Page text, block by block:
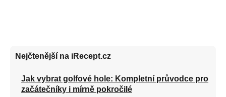
Nejčtenější na iRecept.cz
Jak vybrat golfové hole: Kompletní průvodce pro
začátečníky i mírně pokročilé